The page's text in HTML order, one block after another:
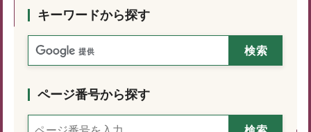
キーワードから探す
ページ番号から探す